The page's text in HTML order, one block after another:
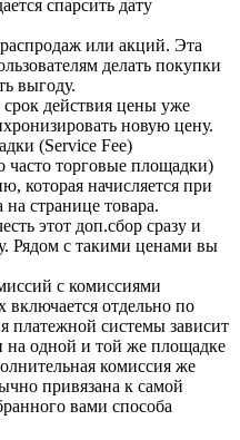
спарсить дату
или акций. Эта
делать покупки
выгоду.
срок действия цены уже
новую цену.
(Service Fee)
часто торговые площадки)
которая начисляется при
странице товара.
этот доп.сбор сразу и
Рядом с такими ценами вы
с комиссиями
отдельно по
платежной системы зависит
на одной и той же площадке
комиссия же
привязана к самой
вами способа